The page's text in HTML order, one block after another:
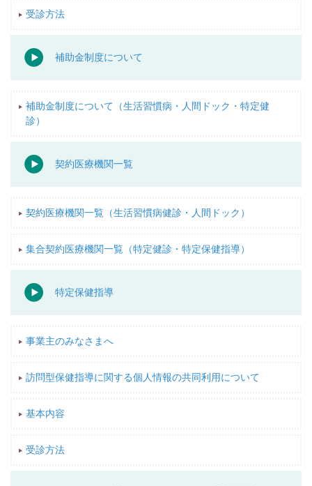
受診方法
補助金制度について
補助金制度について（生活習慣病・人間ドック・特定健
診）
契約医療機関一覧
契約医療機関一覧（生活習慣病健診・人間ドック）
集合契約医療機関一覧（特定健診・特定保健指導）
特定保健指導
事業主のみなさまへ
訪問型保健指導に関する個人情報の共同利用について
基本内容
受診方法